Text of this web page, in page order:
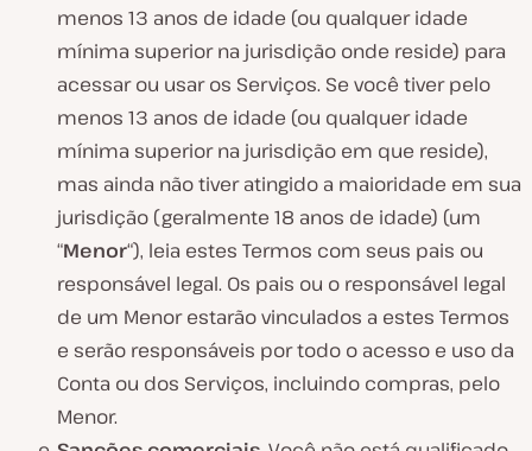
menos 13 anos de idade (ou qualquer idade
mínima superior na jurisdição onde reside) para
acessar ou usar os Serviços. Se você tiver pelo
menos 13 anos de idade (ou qualquer idade
mínima superior na jurisdição em que reside),
mas ainda não tiver atingido a maioridade em sua
jurisdição (geralmente 18 anos de idade) (um
“Menor“), leia estes Termos com seus pais ou
responsável legal. Os pais ou o responsável legal
de um Menor estarão vinculados a estes Termos
e serão responsáveis por todo o acesso e uso da
Conta ou dos Serviços, incluindo compras, pelo
Menor.